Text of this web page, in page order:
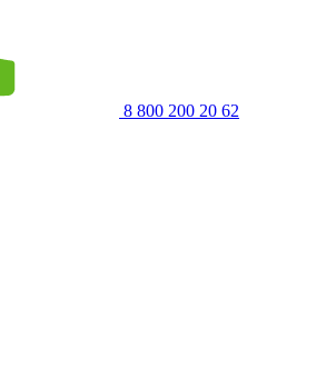
8 800 200 20 62